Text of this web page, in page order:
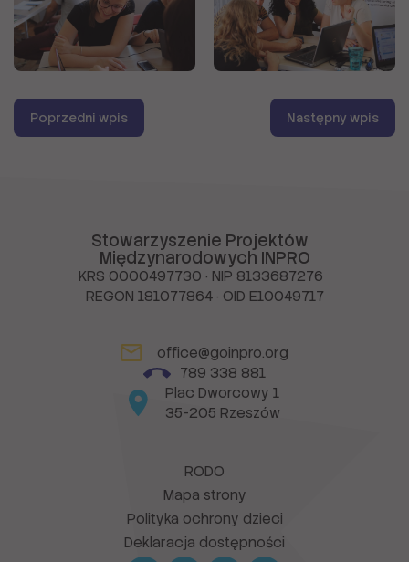
Poprzedni wpis Następny wpis
Stowarzyszenie Projektów
Międzynarodowych INPRO
KRS 0000497730 · NIP 8133687276
REGON 181077864 · OID E10049717
office@goinpro.org
789 338 881
Plac Dworcowy 1
35-205 Rzeszów
RODO
Mapa strony
Polityka ochrony dzieci
Deklaracja dostępności